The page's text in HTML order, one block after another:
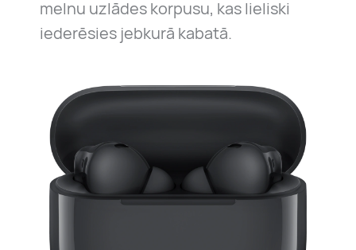
melnu uzlādes korpusu, kas lieliski
iederēsies jebkurā kabatā.